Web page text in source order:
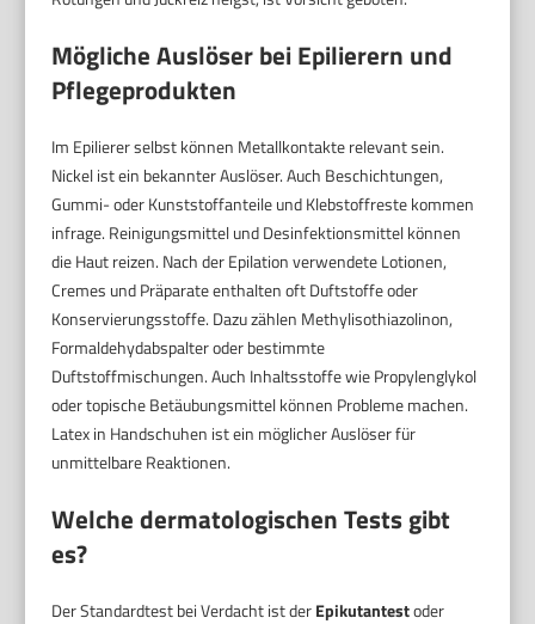
Mögliche Auslöser bei Epilierern und
Pflegeprodukten
Im Epilierer selbst können Metallkontakte relevant sein.
Nickel ist ein bekannter Auslöser. Auch Beschichtungen,
Gummi- oder Kunststoffanteile und Klebstoffreste kommen
infrage. Reinigungsmittel und Desinfektionsmittel können
die Haut reizen. Nach der Epilation verwendete Lotionen,
Cremes und Präparate enthalten oft Duftstoffe oder
Konservierungsstoffe. Dazu zählen Methylisothiazolinon,
Formaldehydabspalter oder bestimmte
Duftstoffmischungen. Auch Inhaltsstoffe wie Propylenglykol
oder topische Betäubungsmittel können Probleme machen.
Latex in Handschuhen ist ein möglicher Auslöser für
unmittelbare Reaktionen.
Welche dermatologischen Tests gibt
es?
Der Standardtest bei Verdacht ist derEpikutantestoder